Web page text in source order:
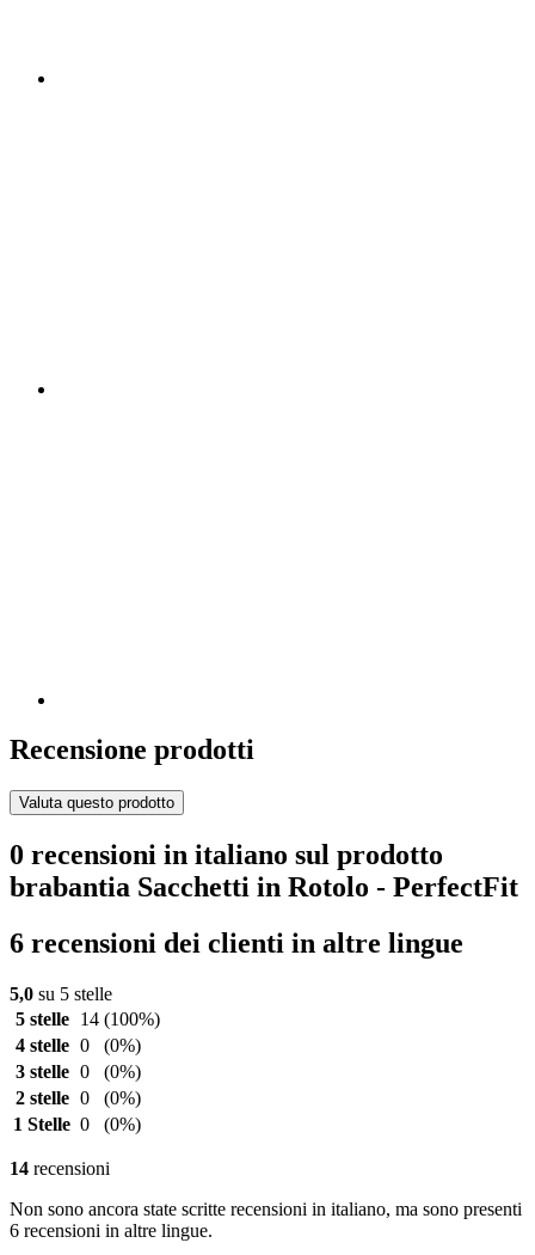
Recensione prodotti
Valuta questo prodotto
0 recensioni in italiano sul prodotto
brabantia Sacchetti in Rotolo - PerfectFit
6 recensioni dei clienti in altre lingue
5,0 su 5 stelle
5 stelle
14 (100%)
4 stelle 0
(0%)
3 stelle 0
(0%)
2 stelle 0
(0%)
1 Stelle 0 (0%)
14 recensioni
Non sono ancora state scritte recensioni in italiano, ma sono presenti
6 recensioni in altre lingue.